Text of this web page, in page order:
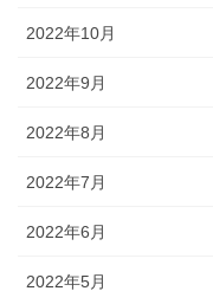
2022年10月
2022年9月
2022年8月
2022年7月
2022年6月
2022年5月